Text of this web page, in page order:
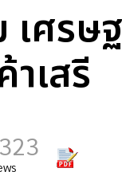
เศร
เสรี